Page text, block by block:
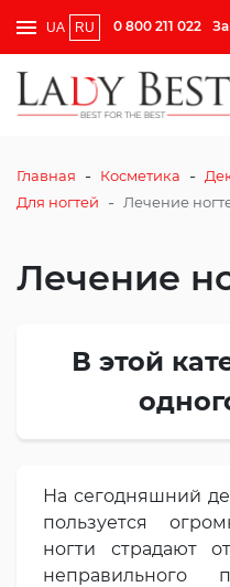
UA RU 0 800 211 022
Главная - Косметика -
Для ногтей - Лечение
Лечение
В этой
На сегодняшний
пользуется
ногти страдают